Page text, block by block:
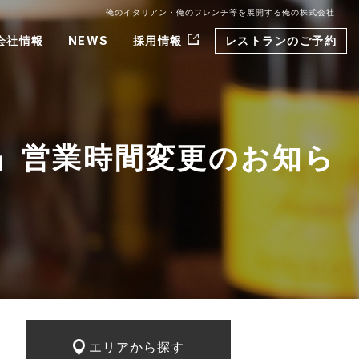
俺のイタリアン・俺のフレンチ等を展開する俺の株式会社
社情報 NEWS 採用情報 レストランのご予約
営業時間変更のお知ら
エリアから探す